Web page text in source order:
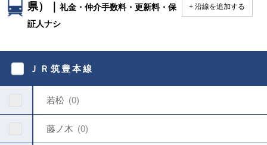
県）｜礼金・仲介手数料・更新料・保
証人ナシ
沿線を追加する
く
ＪＲ筑豊本線
若松 0
藤ノ木 0